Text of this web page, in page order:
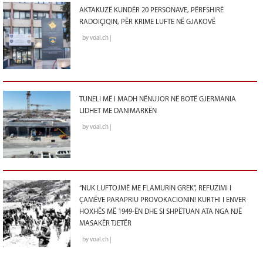
AKTAKUZË KUNDËR 20 PERSONAVE, PËRFSHIRË
RADOIÇIQIN, PËR KRIME LUFTE NË GJAKOVË
by voal.ch |
TUNELI MË I MADH NËNUJOR NË BOTË GJERMANIA
LIDHET ME DANIMARKËN
by voal.ch |
“NUK LUFTOJMË ME FLAMURIN GREK”, REFUZIMI I
ÇAMËVE PARAPRIU PROVOKACIONIN! KURTHI I ENVER
HOXHËS MË 1949-ËN DHE SI SHPËTUAN ATA NGA NJË
MASAKËR TJETËR
by voal.ch |